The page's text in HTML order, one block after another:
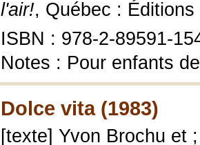
l'air!, Québec :
ISBN : 978-2-89591-
Notes : Pour enfants
Dolce vita (1983)
[texte] Yvon Brochu et